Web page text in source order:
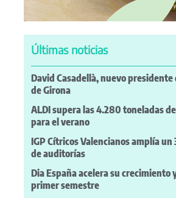
Últimas noticias
David Casadellà, nuevo presidente
de Girona
ALDI supera las 4.280 toneladas
para el verano
IGP Cítricos Valencianos amplía
de auditorías
Dia España acelera su crecimiento
primer semestre